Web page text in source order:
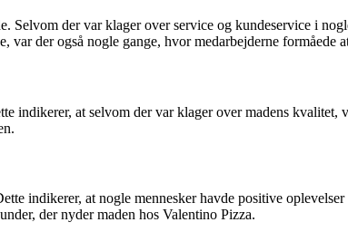
der var klager over service og kundeservice i
der også nogle gange, hvor medarbejderne formåede
indikerer, at selvom der var klager over madens kvalitet,
indikerer, at nogle mennesker havde positive
der nyder maden hos Valentino Pizza.